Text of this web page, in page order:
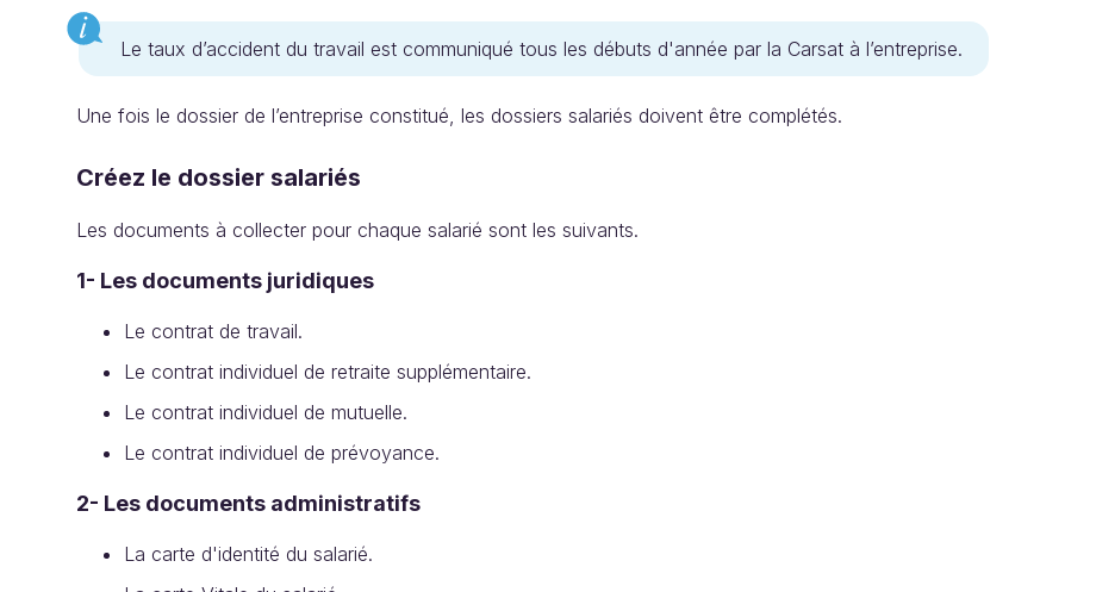
Le taux d’accident du travail est communiqué tous les débuts d'année par la Carsat à l’entreprise.
Une fois le dossier de l’entreprise constitué, les dossiers salariés doivent être complétés.
Créez le dossier salariés
Les documents à collecter pour chaque salarié sont les suivants.
1- Les documents juridiques
Le contrat de travail.
Le contrat individuel de retraite supplémentaire.
Le contrat individuel de mutuelle.
Le contrat individuel de prévoyance.
2- Les documents administratifs
La carte d'identité du salarié.